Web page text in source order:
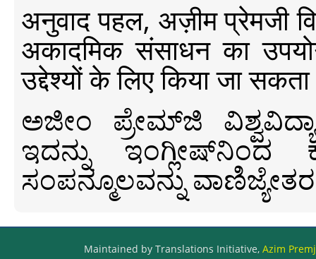
अनुवाद पहल, अज़ीम प्रेमजी
अकादमिक संसाधन का
उद्देश्यों के लिए किया जा
ಅಜೀಂ ಪ್ರೇಮ್‍ಜಿ
ಇದನ್ನು ಇಂಗ್ಲೀಷ್‍ನಿಂದ
ಸಂಪನ್ಮೂಲವನ್ನು
Maintained by Translations Initiative, Azim